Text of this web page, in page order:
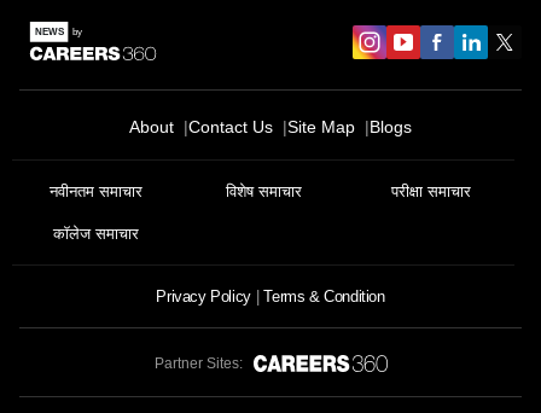
About Contact Us Site Map Blogs
नवीनतम समाचार विशेष समाचार परीक्षा समाचार
कॉलेज समाचार
Privacy Policy Terms & Condition
Partner Sites: